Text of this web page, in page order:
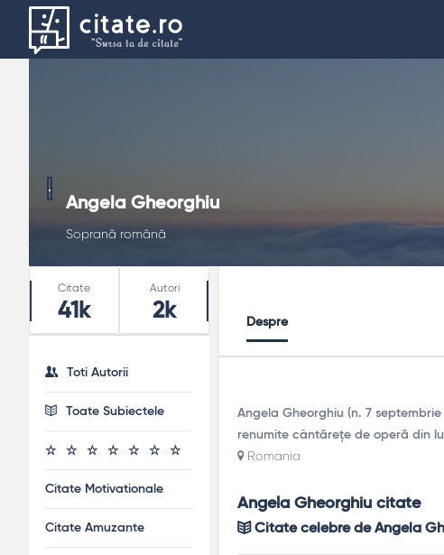
Angela Gheorghiu
Soprană română
Despre
Angela Gheorghiu (n. 7
renumite cântărețe de operă din
Romania
Angela Gheorghiu citate
Citate celebre de Angela
Stats
Citate
41k
Autori
2k
Toti Autorii
Toate Subiectele
Citate Motivationale
Citate Amuzante